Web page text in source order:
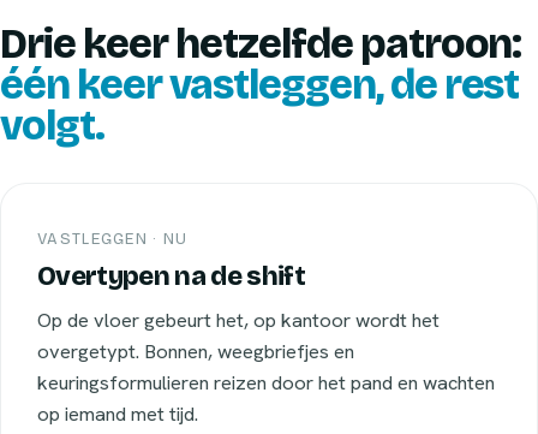
Drie keer hetzelfde patroon:
één keer vastleggen, de rest
volgt.
VASTLEGGEN · NU
Overtypen na de shift
Op de vloer gebeurt het, op kantoor wordt het
overgetypt. Bonnen, weegbriefjes en
keuringsformulieren reizen door het pand en wachten
op iemand met tijd.